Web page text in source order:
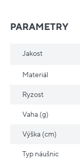
PARAMETRY
Jakost
Materiál
Ryzost
Vaha (g)
Výška (cm)
Typ náušnic